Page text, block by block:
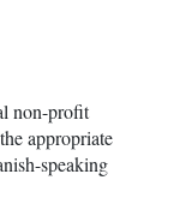
non-profit
appropriate
speaking